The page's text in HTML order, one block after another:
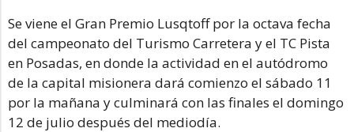
Se viene el Gran Premio Lusqtoff por la octava fecha
del campeonato del Turismo Carretera y el TC Pista
en Posadas, en donde la actividad en el autódromo
de la capital misionera dará comienzo el sábado 11
por la mañana y culminará con las finales el domingo
12 de julio después del mediodía.